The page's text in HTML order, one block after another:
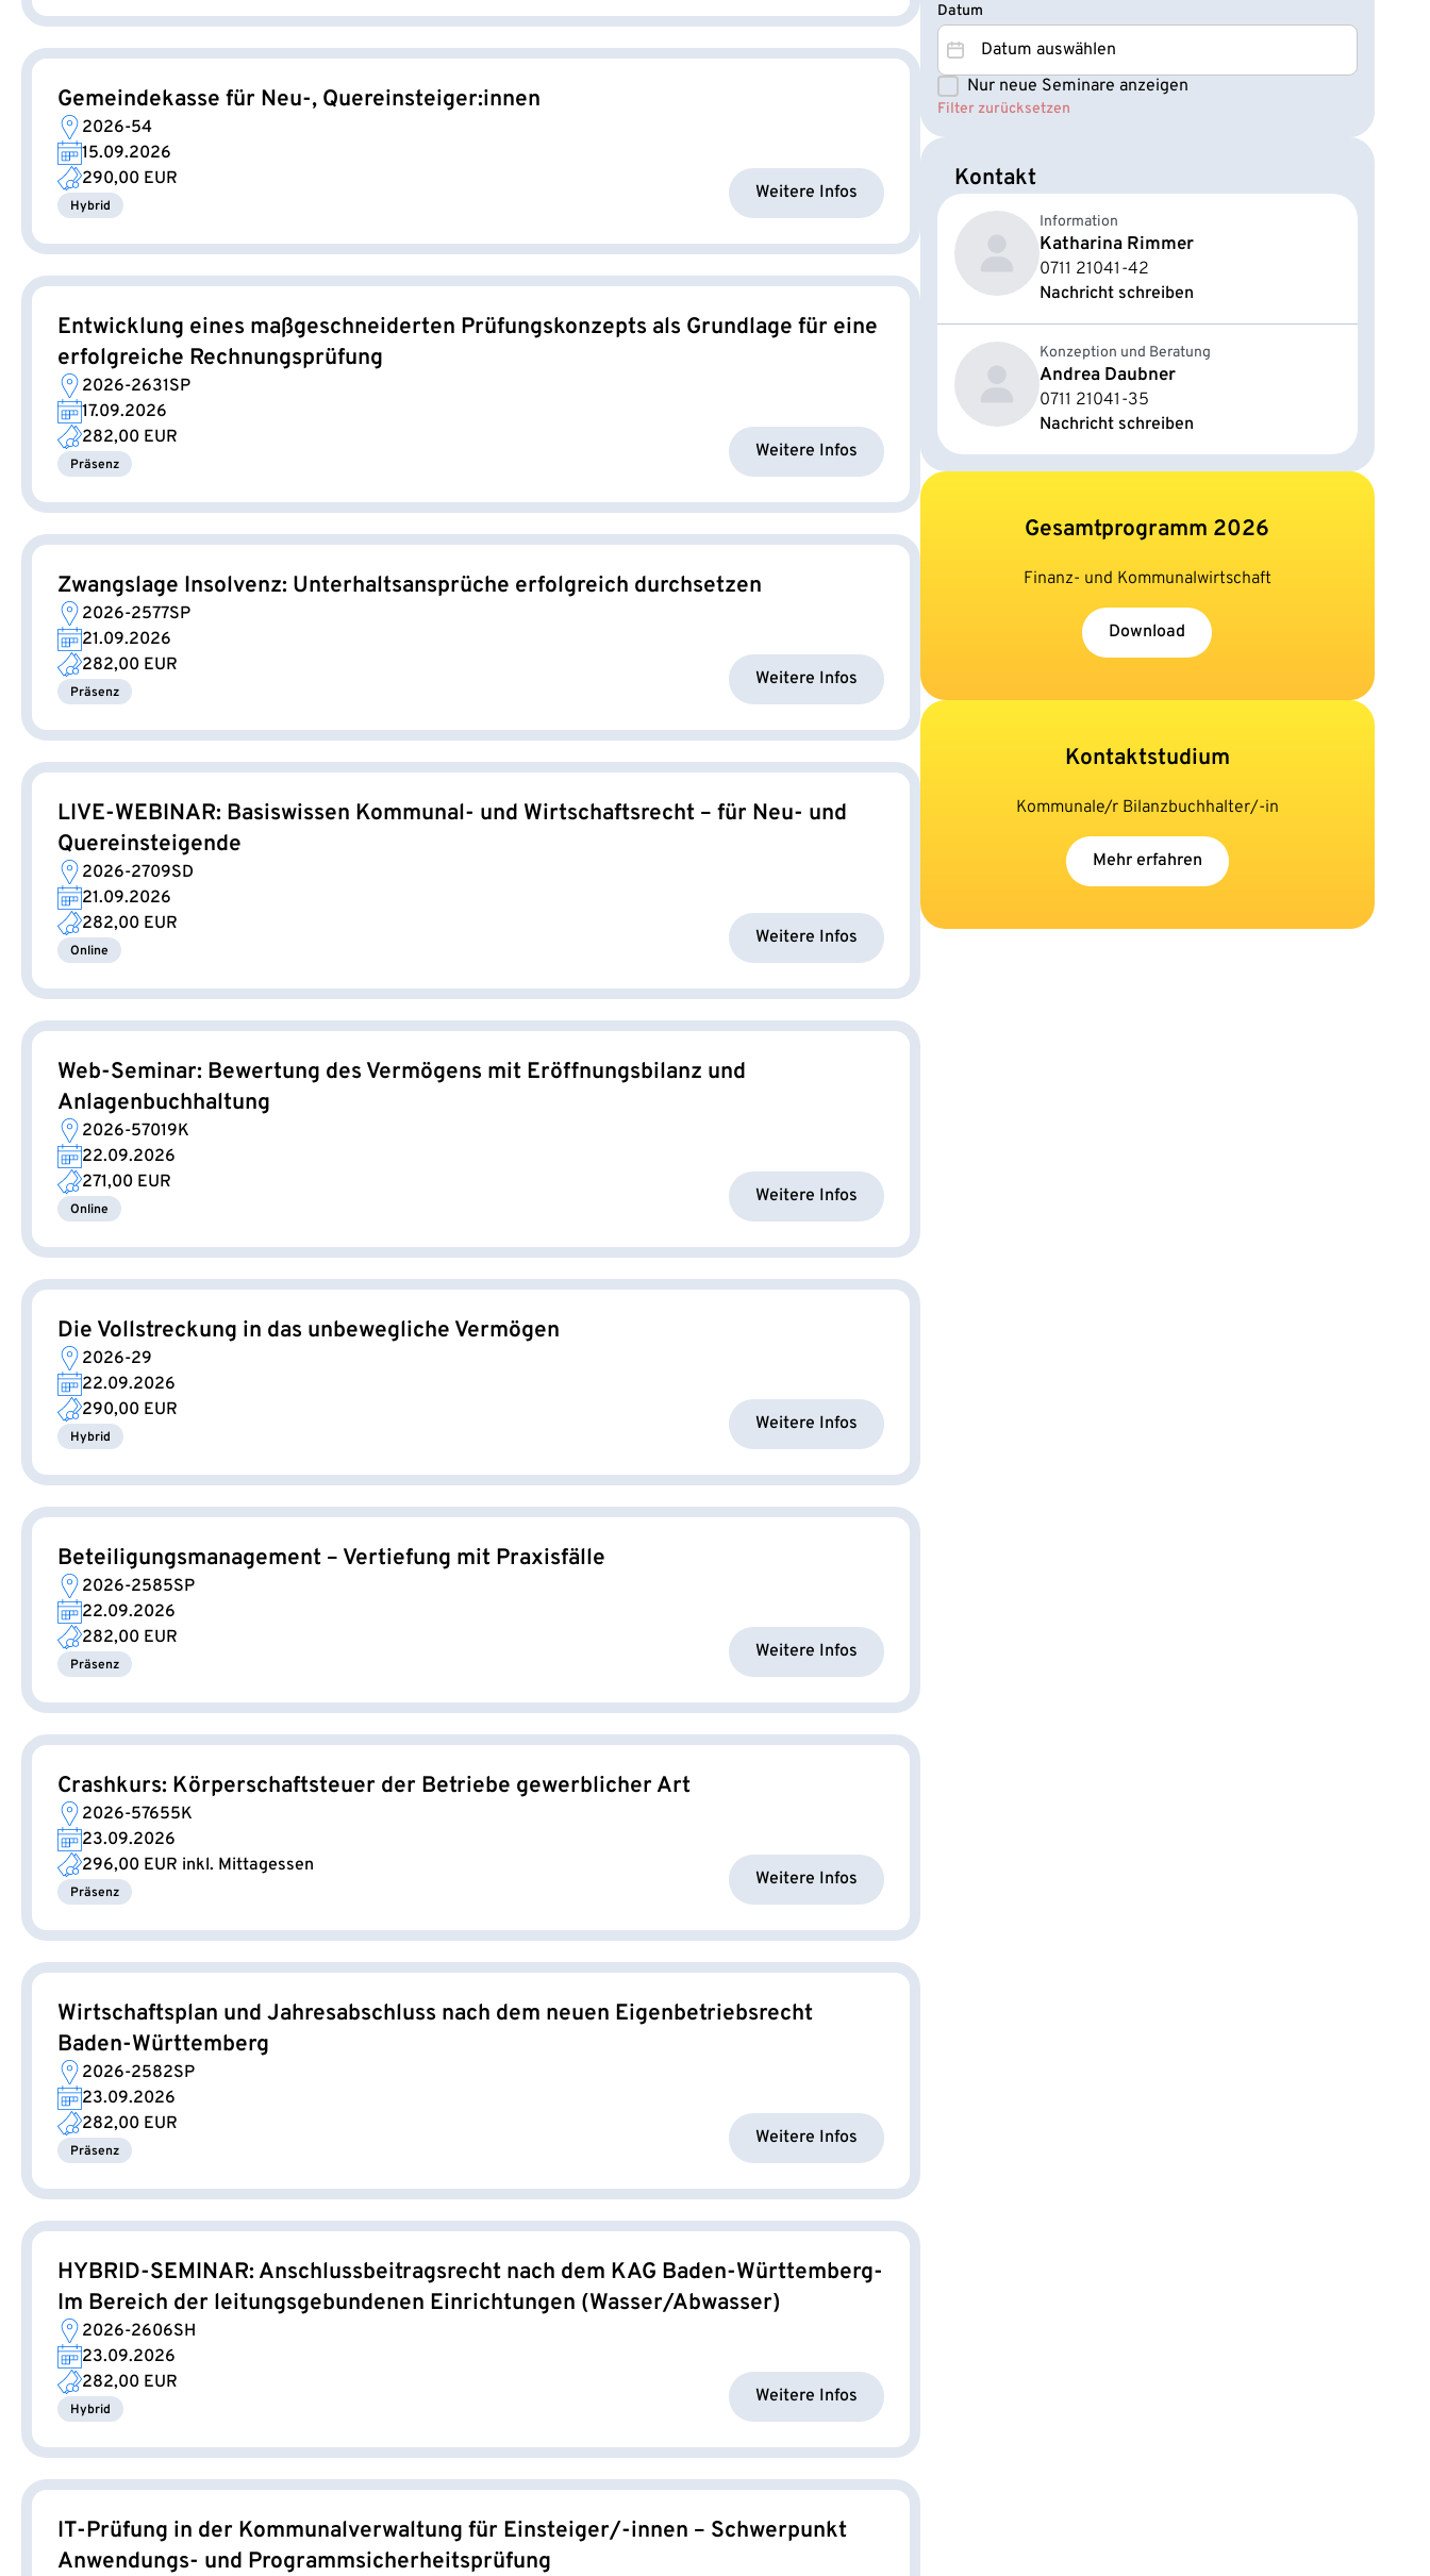
Gemeindekasse für Neu-, Quereinsteiger:innen
2026-54
15.09.2026
290,00 EUR
Hybrid
Weitere Infos
Entwicklung eines maßgeschneiderten Prüfungskonzepts als Grundlage für eine
erfolgreiche Rechnungsprüfung
2026-2631SP
17.09.2026
282,00 EUR
Präsenz
Weitere Infos
Zwangslage Insolvenz: Unterhaltsansprüche erfolgreich durchsetzen
2026-2577SP
21.09.2026
282,00 EUR
Präsenz
Weitere Infos
LIVE-WEBINAR: Basiswissen Kommunal- und Wirtschaftsrecht – für Neu- und
Quereinsteigende
2026-2709SD
21.09.2026
282,00 EUR
Online
Weitere Infos
Web-Seminar: Bewertung des Vermögens mit Eröffnungsbilanz und
Anlagenbuchhaltung
2026-57019K
22.09.2026
271,00 EUR
Online
Weitere Infos
Die Vollstreckung in das unbewegliche Vermögen
2026-29
22.09.2026
290,00 EUR
Hybrid
Weitere Infos
Beteiligungsmanagement – Vertiefung mit Praxisfälle
2026-2585SP
22.09.2026
282,00 EUR
Präsenz
Weitere Infos
Crashkurs: Körperschaftsteuer der Betriebe gewerblicher Art
2026-57655K
23.09.2026
296,00 EUR inkl. Mittagessen
Präsenz
Weitere Infos
Wirtschaftsplan und Jahresabschluss nach dem neuen Eigenbetriebsrecht
Baden-Württemberg
2026-2582SP
23.09.2026
282,00 EUR
Präsenz
Weitere Infos
HYBRID-SEMINAR: Anschlussbeitragsrecht nach dem KAG Baden-Württemberg-
Im Bereich der leitungsgebundenen Einrichtungen (Wasser/Abwasser)
2026-2606SH
23.09.2026
282,00 EUR
Hybrid
Weitere Infos
IT-Prüfung in der Kommunalverwaltung für Einsteiger/-innen – Schwerpunkt
Anwendungs- und Programmsicherheitsprüfung
Datum
Datum
Datum
Seminare NEU
Nur neue Seminare anzeigen
Filter zurücksetzen
Kontakt
Information
Katharina Rimmer
0711 21041-42
Nachricht schreiben
Konzeption und Beratung
Andrea Daubner
0711 21041-35
Nachricht schreiben
Gesamtprogramm 2026
Finanz- und Kommunalwirtschaft
Download
Kontaktstudium
Kommunale/r Bilanzbuchhalter/-in
Mehr erfahren